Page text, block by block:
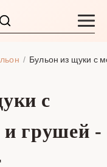
Бульон из щуки с
с
грушей -